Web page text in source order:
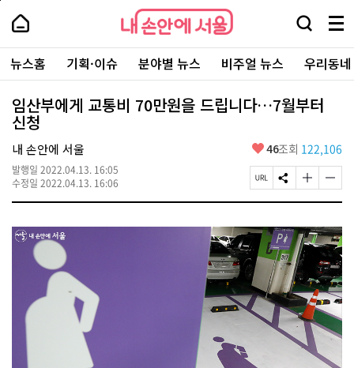
본
로
가
내
손
안
에
서
울
-
서
울
시
대
표
소
통
포
내
손
에
울
검
창
열
기
메
뉴
전
체
보
주
요
서
뉴스홈 기획·이슈 분야별 뉴스 비주얼 뉴스 우리동
임산부에게 교통비 70만원을 드립니다…7월부터
신청
내 손안에 서울
발행일 2022.04.13. 16:05
수정일 2022.04.13. 16:06
좋
요
46조회 122,106
페
이
U
R
L
복
사
S
N
공
유
하
기
글
자
기
크
게
변
경
하
기
글
자
기
작
게
변
경
하
기
페
상
단
로